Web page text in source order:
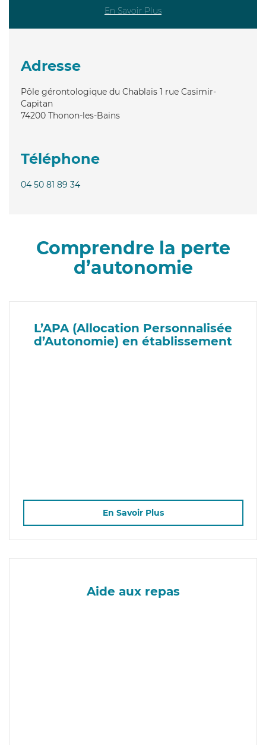
En Savoir Plus
Adresse
Pôle gérontologique du Chablais 1 rue Casimir-
Capitan
74200 Thonon-les-Bains
Téléphone
04 50 81 89 34
Comprendre la perte
d’autonomie
L’APA (Allocation Personnalisée
d’Autonomie) en établissement
En Savoir Plus
Aide aux repas